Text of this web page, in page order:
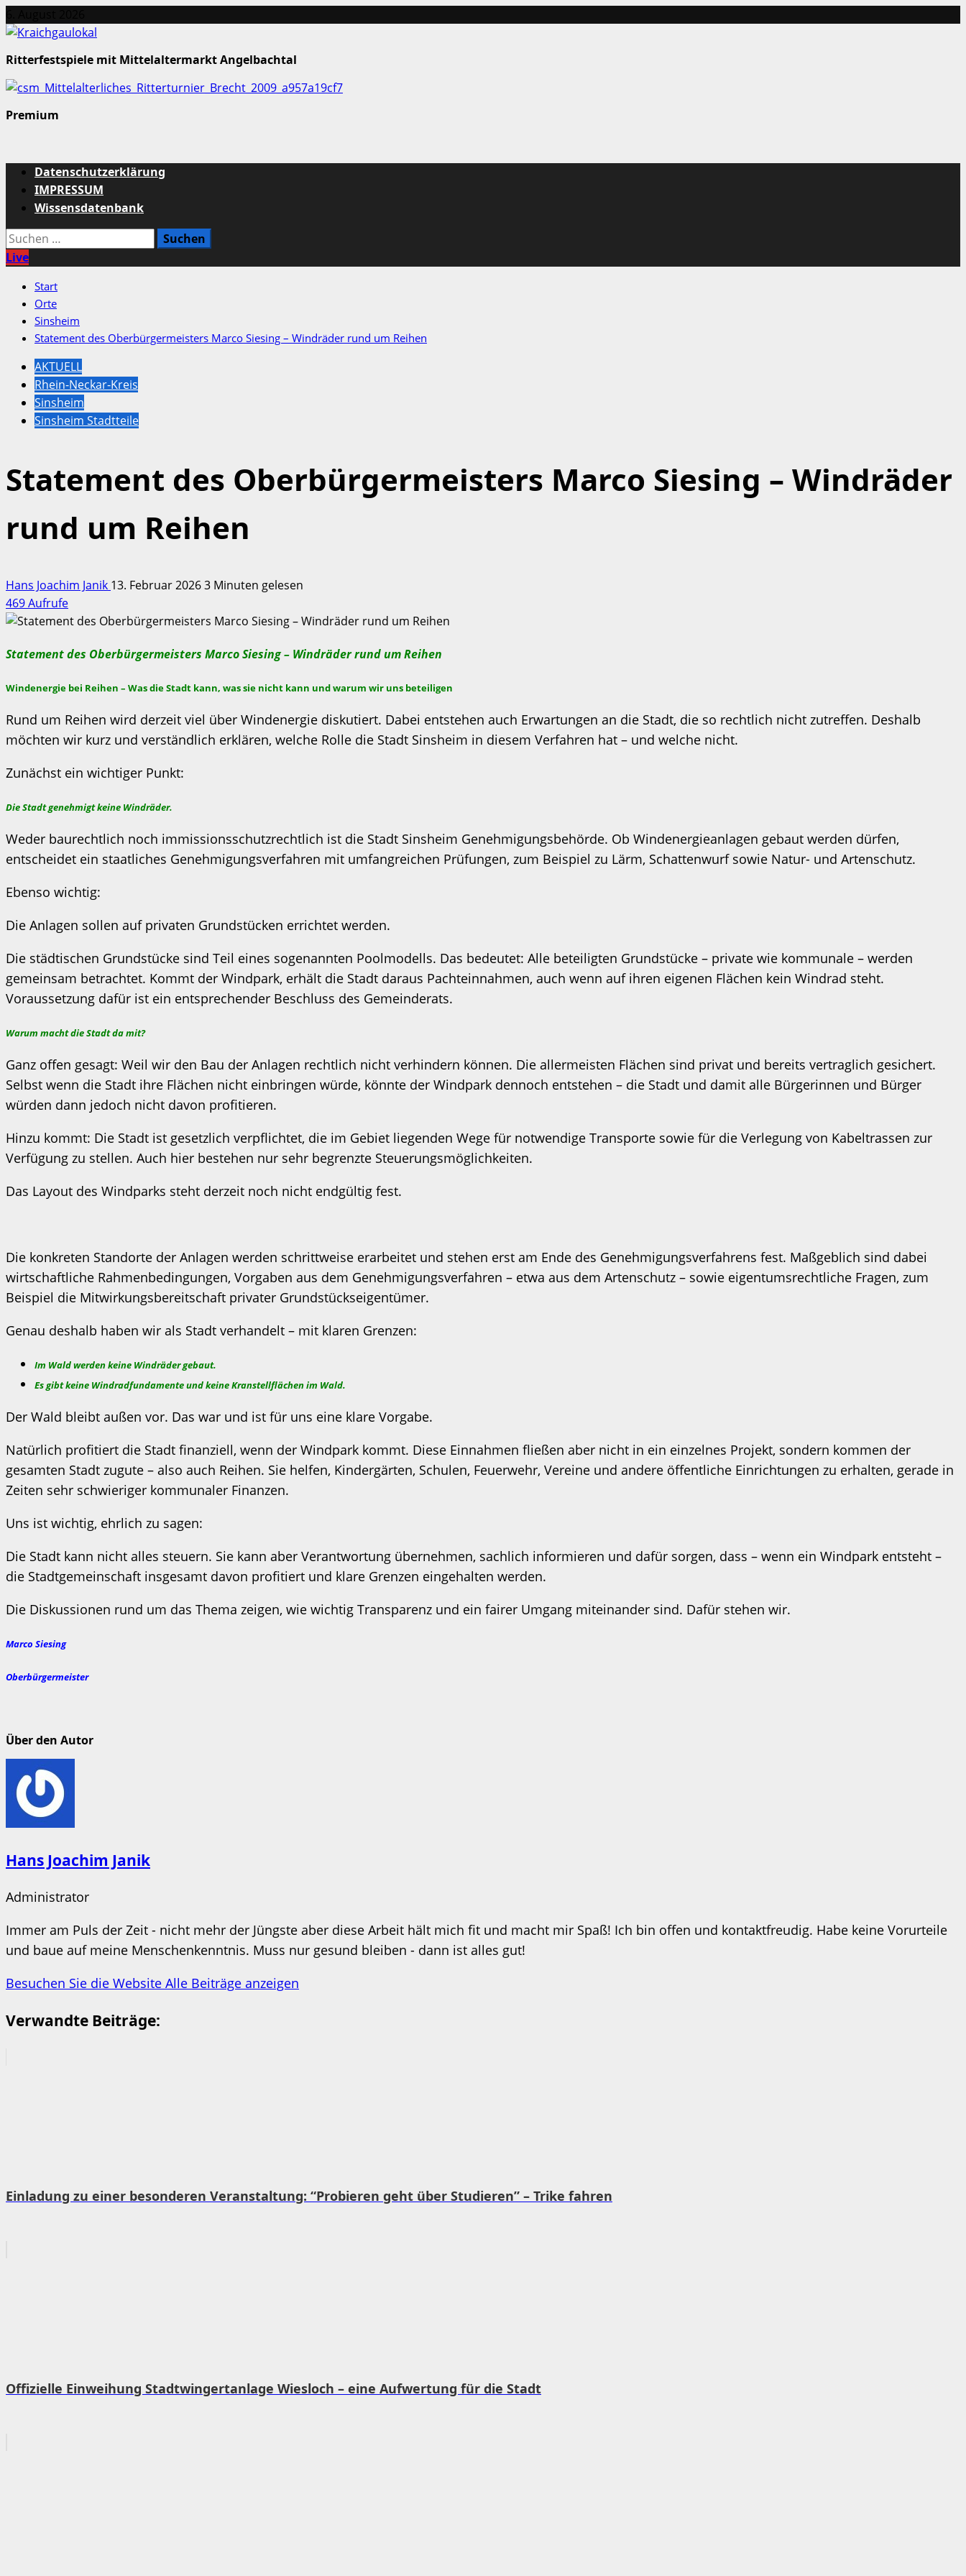
Inhalt
Ritterfestspiele mit Mittelaltermarkt Angelbachtal
Premium
Primäres
Menü
Datenschutzerklärung
IMPRESSUM
Wissensdatenbank
Suchen
nach:
Live
Start
Orte
Sinsheim
Statement des Oberbürgermeisters Marco Siesing – Windräder rund um Reihen
AKTUELL
Rhein-Neckar-Kreis
Sinsheim
Sinsheim Stadtteile
Statement des Oberbürgermeisters Marco Siesing – Windräder
rund um Reihen
Hans Joachim Janik 13. Februar 20263 Minuten gelesen
469 Aufrufe
Statement des Oberbürgermeisters Marco Siesing – Windräder rund um Reihen
Windenergie bei Reihen – Was die Stadt kann, was sie nicht kann und warum wir uns beteiligen
Rund um Reihen wird derzeit viel über Windenergie diskutiert. Dabei entstehen auch Erwartungen an die Stadt, die so rechtlich nicht zutreffen. Deshalb
möchten wir kurz und verständlich erklären, welche Rolle die Stadt Sinsheim in diesem Verfahren hat – und welche nicht.
Zunächst ein wichtiger Punkt:
Die Stadt genehmigt keine Windräder.
Weder baurechtlich noch immissionsschutzrechtlich ist die Stadt Sinsheim Genehmigungsbehörde. Ob Windenergieanlagen gebaut werden dürfen,
entscheidet ein staatliches Genehmigungsverfahren mit umfangreichen Prüfungen, zum Beispiel zu Lärm, Schattenwurf sowie Natur- und Artenschutz.
Ebenso wichtig:
Die Anlagen sollen auf privaten Grundstücken errichtet werden.
Die städtischen Grundstücke sind Teil eines sogenannten Poolmodells. Das bedeutet: Alle beteiligten Grundstücke – private wie kommunale – werden
gemeinsam betrachtet. Kommt der Windpark, erhält die Stadt daraus Pachteinnahmen, auch wenn auf ihren eigenen Flächen kein Windrad steht.
Voraussetzung dafür ist ein entsprechender Beschluss des Gemeinderats.
Warum macht die Stadt da mit?
Ganz offen gesagt: Weil wir den Bau der Anlagen rechtlich nicht verhindern können. Die allermeisten Flächen sind privat und bereits vertraglich gesichert.
Selbst wenn die Stadt ihre Flächen nicht einbringen würde, könnte der Windpark dennoch entstehen – die Stadt und damit alle Bürgerinnen und Bürger
würden dann jedoch nicht davon profitieren.
Hinzu kommt: Die Stadt ist gesetzlich verpflichtet, die im Gebiet liegenden Wege für notwendige Transporte sowie für die Verlegung von Kabeltrassen zur
Verfügung zu stellen. Auch hier bestehen nur sehr begrenzte Steuerungsmöglichkeiten.
Das Layout des Windparks steht derzeit noch nicht endgültig fest.
Die konkreten Standorte der Anlagen werden schrittweise erarbeitet und stehen erst am Ende des Genehmigungsverfahrens fest. Maßgeblich sind dabei
wirtschaftliche Rahmenbedingungen, Vorgaben aus dem Genehmigungsverfahren – etwa aus dem Artenschutz – sowie eigentumsrechtliche Fragen, zum
Beispiel die Mitwirkungsbereitschaft privater Grundstückseigentümer.
Genau deshalb haben wir als Stadt verhandelt – mit klaren Grenzen:
Im Wald werden keine Windräder gebaut.
Es gibt keine Windradfundamente und keine Kranstellflächen im Wald.
Der Wald bleibt außen vor. Das war und ist für uns eine klare Vorgabe.
Natürlich profitiert die Stadt finanziell, wenn der Windpark kommt. Diese Einnahmen fließen aber nicht in ein einzelnes Projekt, sondern kommen der
gesamten Stadt zugute – also auch Reihen. Sie helfen, Kindergärten, Schulen, Feuerwehr, Vereine und andere öffentliche Einrichtungen zu erhalten, gerade in
Zeiten sehr schwieriger kommunaler Finanzen.
Uns ist wichtig, ehrlich zu sagen:
Die Stadt kann nicht alles steuern. Sie kann aber Verantwortung übernehmen, sachlich informieren und dafür sorgen, dass – wenn ein Windpark entsteht –
die Stadtgemeinschaft insgesamt davon profitiert und klare Grenzen eingehalten werden.
Die Diskussionen rund um das Thema zeigen, wie wichtig Transparenz und ein fairer Umgang miteinander sind. Dafür stehen wir.
Marco Siesing
Oberbürgermeister
Über den Autor
Hans Joachim Janik
Administrator
Immer am Puls der Zeit - nicht mehr der Jüngste aber diese Arbeit hält mich fit und macht mir Spaß! Ich bin offen und kontaktfreudig. Habe keine Vorurteile
und baue auf meine Menschenkenntnis. Muss nur gesund bleiben - dann ist alles gut!
Besuchen Sie die Website Alle Beiträge anzeigen
Verwandte Beiträge:
Einladung zu einer besonderen Veranstaltung: “Probieren geht über Studieren” – Trike fahren
Offizielle Einweihung Stadtwingertanlage Wiesloch – eine Aufwertung für die Stadt